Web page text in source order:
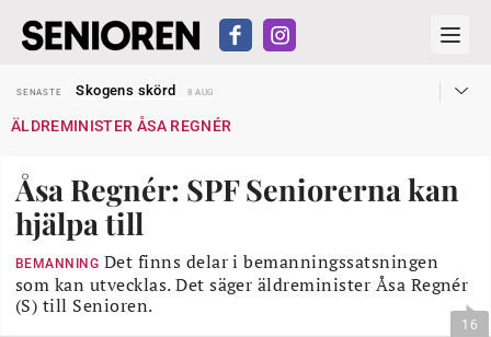
SENASTE
Skogens skörd
8 AUG
SENASTE
Reform för äldre kan bli slag i luften
SENASTE
Snart kan telefonförsäljning förbjudas i Sverige
29 JUL
SENASTE
Hyror rusar ifrån äldres bostadstillägg
28 JUL
SENASTE
Skogens skörd
ÄLDREMINISTER ÅSA REGNÉR
Åsa Regnér: SPF Seniorerna kan
hjälpa till
BEMANNING Det finns delar i bemanningssatsningen
som kan utvecklas. Det säger äldreminister Åsa Regnér
(S) till Senioren.
16